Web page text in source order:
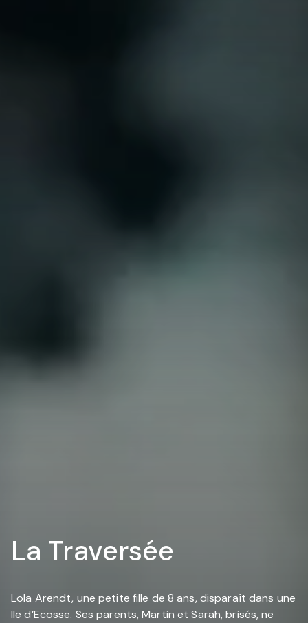
La Traversée
Lola Arendt, une petite fille de 8 ans, disparaît dans une
Ile d’Ecosse. Ses parents, Martin et Sarah, brisés, ne